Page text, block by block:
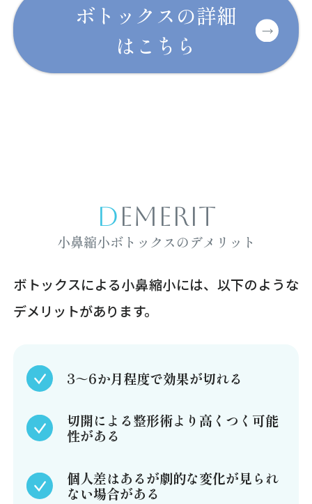
ボトックスの詳細
はこちら
DEMERIT
小鼻縮小ボトックスのデメリット
ボトックスによる小鼻縮小には、以下のような
デメリットがあります。
3～6か月程度で効果が切れる
切開による整形術より高くつく可能
性がある
個人差はあるが劇的な変化が見られ
ない場合がある